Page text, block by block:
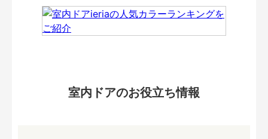
室内ドアのお役立ち情報